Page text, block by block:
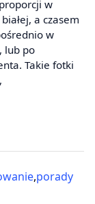
w
a czasem
w
lub po
Takie fotki
,
,porady